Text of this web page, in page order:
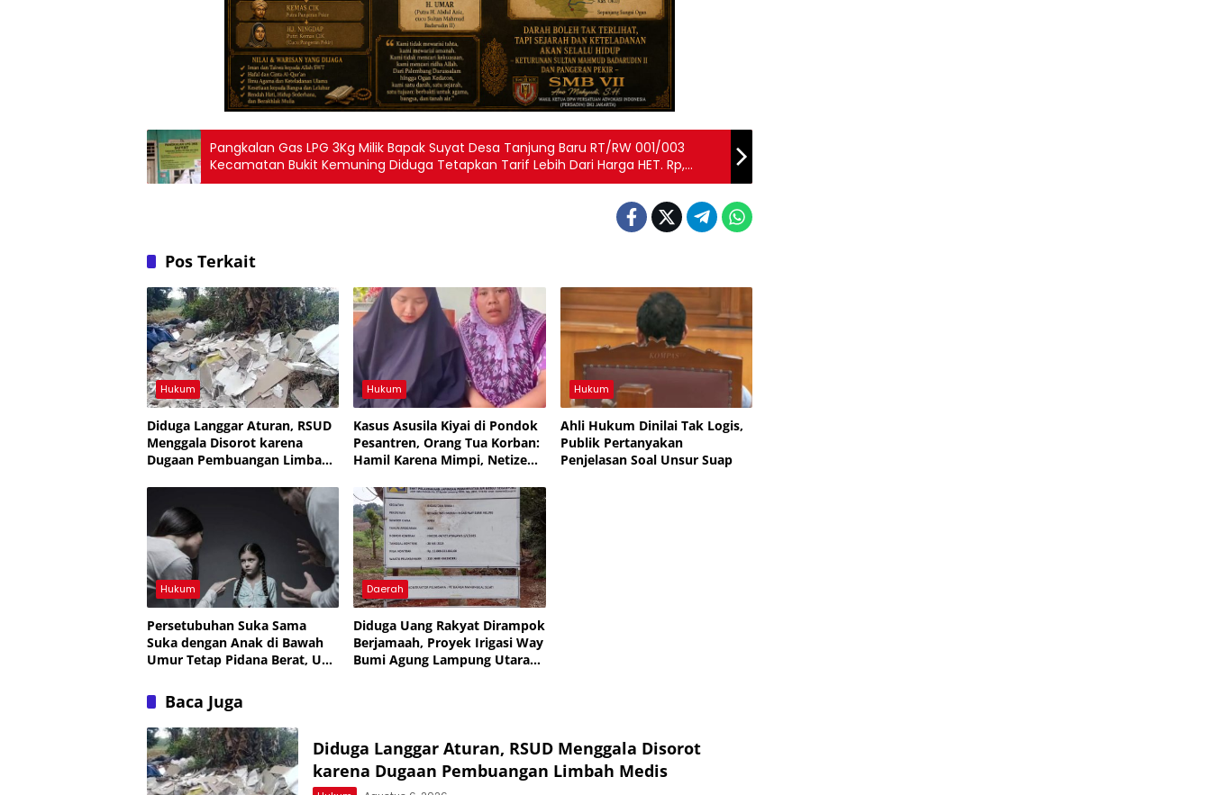
Pangkalan Gas LPG 3Kg Milik Bapak Suyat Desa Tanjung Baru RT/RW 001/003
Kecamatan Bukit Kemuning Diduga Tetapkan Tarif Lebih Dari Harga HET. Rp,
18.000,- Per Tabung
Pos Terkait
Hukum
Diduga Langgar Aturan, RSUD
Menggala Disorot karena
Dugaan Pembuangan Limbah
Hukum
Kasus Asusila Kiyai di Pondok
Pesantren, Orang Tua Korban:
Hamil Karena Mimpi, Netizen:
Hukum
Ahli Hukum Dinilai Tak Logis,
Publik Pertanyakan
Penjelasan Soal Unsur Suap
Hukum
Persetubuhan Suka Sama
Suka dengan Anak di Bawah
Umur Tetap Pidana Berat, UU
APH Lampura Diminta Tegas,
Banyak yang Belum Diungkap,
Periksa Semua SMA, Banyak
yang Jual Diri
Daerah
Diduga Uang Rakyat Dirampok
Berjamaah, Proyek Irigasi Way
Bumi Agung Lampung Utara
Baca Juga
Diduga Langgar Aturan, RSUD Menggala Disorot
karena Dugaan Pembuangan Limbah Medis